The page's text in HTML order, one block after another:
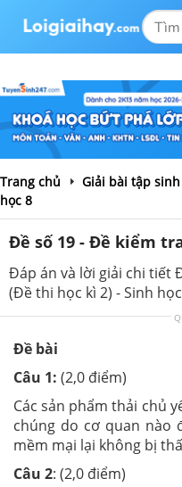
Trang chủ
Giải bài tập
học 8
Đề số 19 - Đề kiểm
Đáp án và lời giải chi tiết
(Đề thi học kì 2) - Sinh
Đề bài
Câu 1: (2,0 điểm)
Các sản phẩm thải chủ
chúng do cơ quan nào
mềm mại lại không bị
Câu 2: (2,0 điểm)